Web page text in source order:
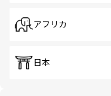
アフリカ
日本